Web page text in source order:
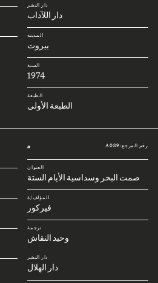
دار النشر
دار اللآداب
المدينة
بيروت
السنة
1974
الطبعة
الطبعة الأولى
رقم المرجع: A089 #
العنوان
صمت البحر وسداسية الأيام الستة
المؤلف/ة
فيركور
ترجمة
وحيد النقاش
دار النشر
دار الهلال